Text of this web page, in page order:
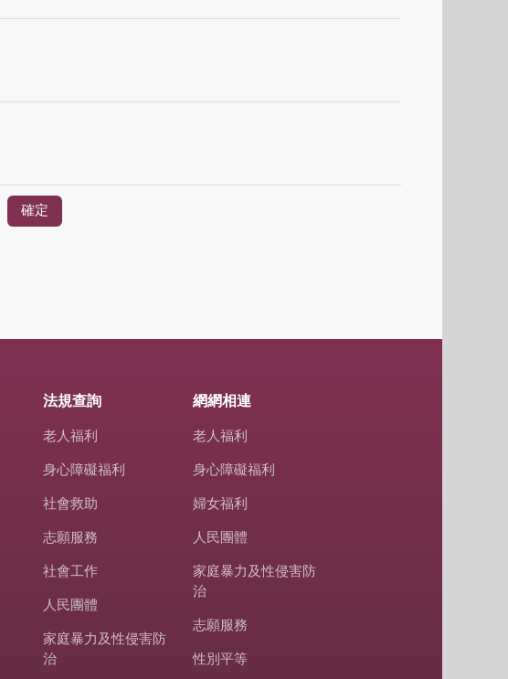
法規查詢
老人福利
身心障礙福利
社會救助
志願服務
社會工作
人民團體
家庭暴力及性侵害防
治
網網相連
老人福利
身心障礙福利
婦女福利
人民團體
家庭暴力及性侵害防
治
志願服務
性別平等